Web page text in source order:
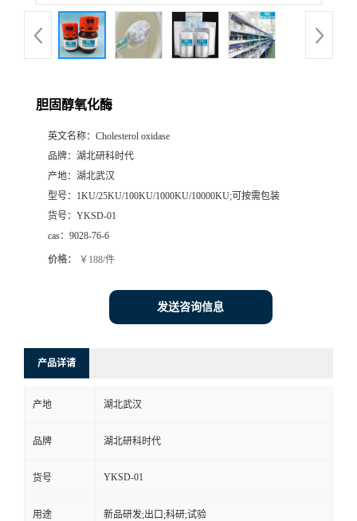
胆固醇氧化酶
英文名称： Cholesterol oxidase
品牌： 湖北研科时代
产地： 湖北武汉
型号： 1KU/25KU/100KU/1000KU/10000KU;可按需包装
货号： YKSD-01
cas： 9028-76-6
价格： ￥188/件
发送咨询信息
产品详请
产地 湖北武汉
品牌 湖北研科时代
货号 YKSD-01
用途 新品研发;出口;科研;试验